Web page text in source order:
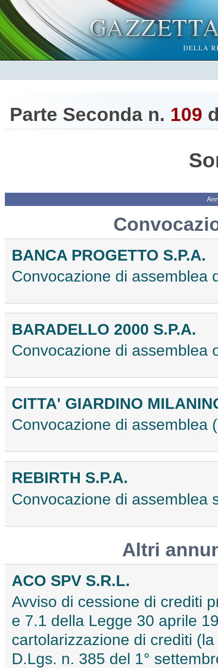
Parte Seconda n. 109
BANCA PROGETTO S.P.A.
Convocazione di assemblea
BARADELLO 2000 S.P.A.
Convocazione di assemblea
CITTA' GIARDINO
Convocazione di assemblea
REBIRTH S.P.A.
Convocazione di assemblea
Altri
ACO SPV S.R.L.
Avviso di cessione di crediti
e 7.1 della Legge 30 aprile
cartolarizzazione di crediti
D.Lgs. n. 385 del 1°